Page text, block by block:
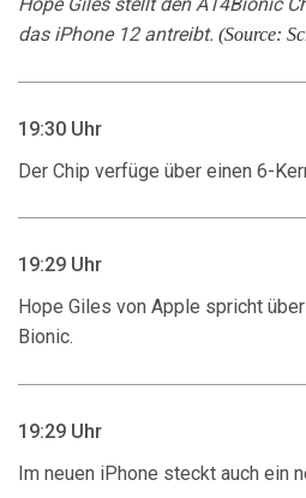
das iPhone 12 antreibt. (Source:
19:30 Uhr
Der Chip verfüge über einen 6-
19:29 Uhr
Hope Giles von Apple spricht
Bionic.
19:29 Uhr
Im neuen iPhone steckt auch ein